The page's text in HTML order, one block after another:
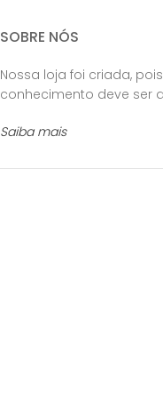
SOBRE NÓS
Nossa loja foi criada,
conhecimento deve ser
Saiba mais